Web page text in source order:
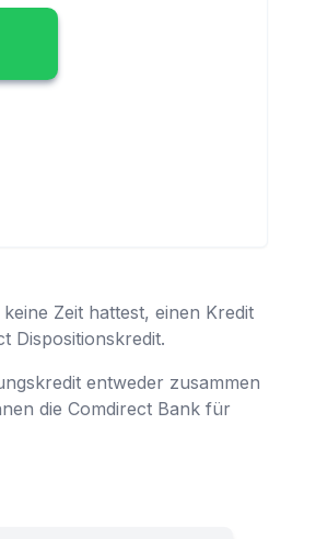
Zeit hattest, einen Kredit
Dispositionskredit.
entweder zusammen
die Comdirect Bank für